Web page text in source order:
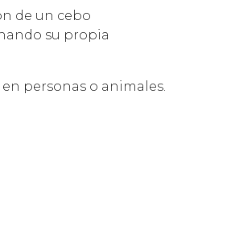
de un cebo
su propia
personas o animales.